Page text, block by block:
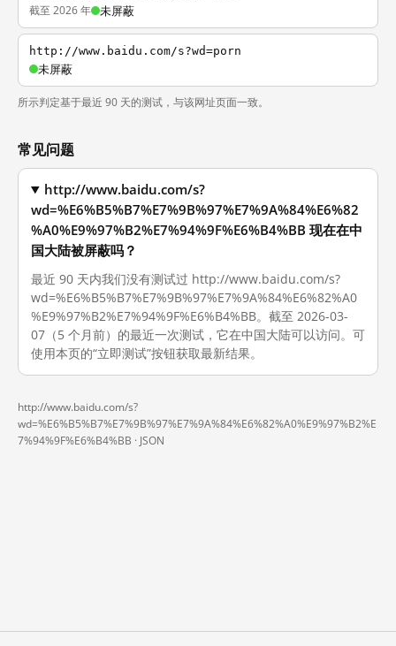
截至 2026 年 未屏蔽
http://www.baidu.com/s?wd=porn
未屏蔽
所示判定基于最近 90 天的测试，与该网址页面一致。
常见问题
http://www.baidu.com/s?
wd=%E6%B5%B7%E7%9B%97%E7%9A%84%E6%82
%A0%E9%97%B2%E7%94%9F%E6%B4%BB 现在在中
国大陆被屏蔽吗？
最近 90 天内我们没有测试过 http://www.baidu.com/s?
wd=%E6%B5%B7%E7%9B%97%E7%9A%84%E6%82%A0
%E9%97%B2%E7%94%9F%E6%B4%BB。截至 2026-03-
07（5 个月前）的最近一次测试，它在中国大陆可以访问。可
使用本页的“立即测试”按钮获取最新结果。
http://www.baidu.com/s?
wd=%E6%B5%B7%E7%9B%97%E7%9A%84%E6%82%A0%E9%97%B2%E
7%94%9F%E6%B4%BB · JSON